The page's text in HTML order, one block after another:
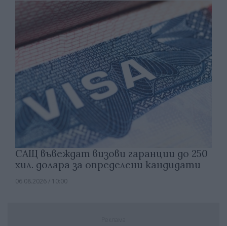
САЩ въвеждат визови гаранции до 250
хил. долара за определени кандидати
06.08.2026 / 10:00